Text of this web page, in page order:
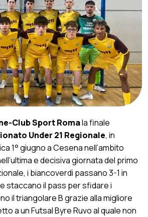
Club Sport Romala finale
Under 21 Regionale, in
1° giugno a Cesena nell’ambito
e decisiva giornata del primo
i biancoverdi passano 3-1 in
staccano il pass per sfidare i
il triangolare B grazie alla migliore
a un Futsal Byre Ruvo al quale non